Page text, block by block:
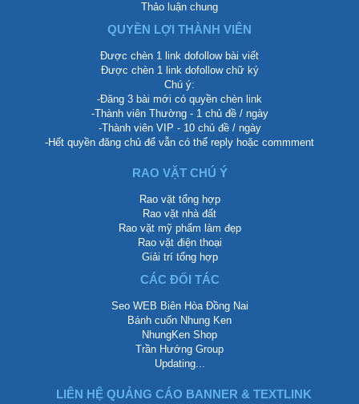
Thảo luận chung
QUYỀN LỢI THÀNH VIÊN
Được chèn 1 link dofollow bài viết
Được chèn 1 link dofollow chữ ký
Chú ý:
-Đăng 3 bài mới có quyền chèn link
-Thành viên Thường - 1 chủ đề / ngày
-Thành viên VIP - 10 chủ đề / ngày
-Hết quyền đăng chủ để vẫn có thể reply hoặc commment
RAO VẶT CHÚ Ý
Rao vặt tổng hợp
Rao vặt nhà đất
Rao vặt mỹ phẩm làm đẹp
Rao vặt điện thoại
Giải trí tổng hợp
CÁC ĐỐI TÁC
Seo WEB Biên Hòa Đồng Nai
Bánh cuốn Nhung Ken
NhungKen Shop
Trần Hướng Group
Updating...
LIÊN HỆ QUẢNG CÁO BANNER & TEXTLINK